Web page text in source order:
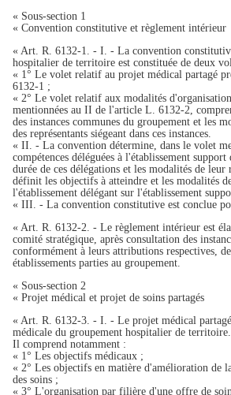
« Sous-section 1
« Convention constitutive et règlement intérieur
« Art. R. 6132-1. - I. - La convention
hospitalier de territoire est constituée de deux
« 1° Le volet relatif au projet médical partagé
6132-1 ;
« 2° Le volet relatif aux modalités
mentionnées au II de l'article L. 6132-2,
des instances communes du groupement et les
des représentants siégeant dans ces instances.
« II. - La convention détermine, dans le volet
compétences déléguées à l'établissement
durée de ces délégations et les modalités de leur
définit les objectifs à atteindre et les modalités
l'établissement délégant sur l'établissement
« III. - La convention constitutive est conclue
« Art. R. 6132-2. - Le règlement intérieur est
comité stratégique, après consultation des
conformément à leurs attributions respectives,
établissements parties au groupement.
« Sous-section 2
« Projet médical et projet de soins partagés
« Art. R. 6132-3. - I. - Le projet médical
médicale du groupement hospitalier de territoire.
Il comprend notamment :
« 1° Les objectifs médicaux ;
« 2° Les objectifs en matière d'amélioration de
des soins ;
« 3° L'organisation par filière d'une offre de